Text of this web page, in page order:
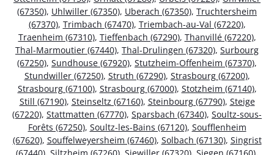
(67350), Uhlwiller (67350), Uberach (67350), Truchtersheim
(67370), Trimbach (67470), Triembach-au-Val (67220),
Traenheim (67310), Tieffenbach (67290), Thanvillé (67220),
Thal-Marmoutier (67440), Thal-Drulingen (67320), Surbourg
(67250), Sundhouse (67920), Stutzheim-Offenheim (67370),
Stundwiller (67250), Struth (67290), Strasbourg (67200),
Strasbourg (67100), Strasbourg (67000), Stotzheim (67140),
Still (67190), Steinseltz (67160), Steinbourg (67790), Steige
(67220), Stattmatten (67770), Sparsbach (67340), Soultz-sous-
Forêts (67250), Soultz-les-Bains (67120), Soufflenheim
(67620), Souffelweyersheim (67460), Solbach (67130), Singrist